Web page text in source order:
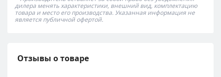
дилера менять характеристики, внешний вид, комплектацию
товара и место его производства. Указанная информация не
является публичной офертой.
Отзывы о товаре